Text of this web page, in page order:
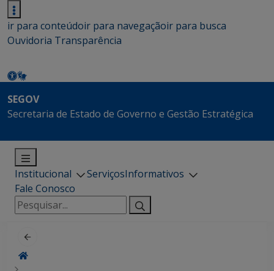
ir para conteúdoir para navegaçãoir para busca
Ouvidoria Transparência
SEGOV
Secretaria de Estado de Governo e Gestão Estratégica
Institucional ServiçosInformativos
Fale Conosco
Pesquisar
por: